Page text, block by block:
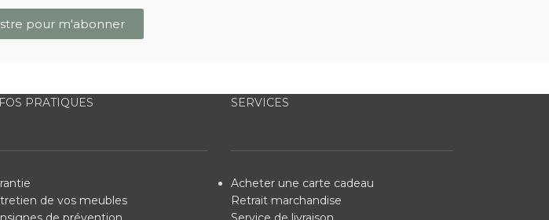
pour m'abonner
PRATIQUES
de vos meubles
SERVICES
Acheter une carte cadeau
Retrait marchandise